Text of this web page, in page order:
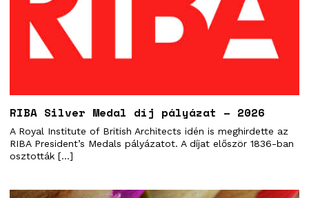
RIBA Silver Medal díj pályázat – 2026
A Royal Institute of British Architects idén is meghirdette az
RIBA President’s Medals pályázatot. A díjat először 1836-ban
osztották […]